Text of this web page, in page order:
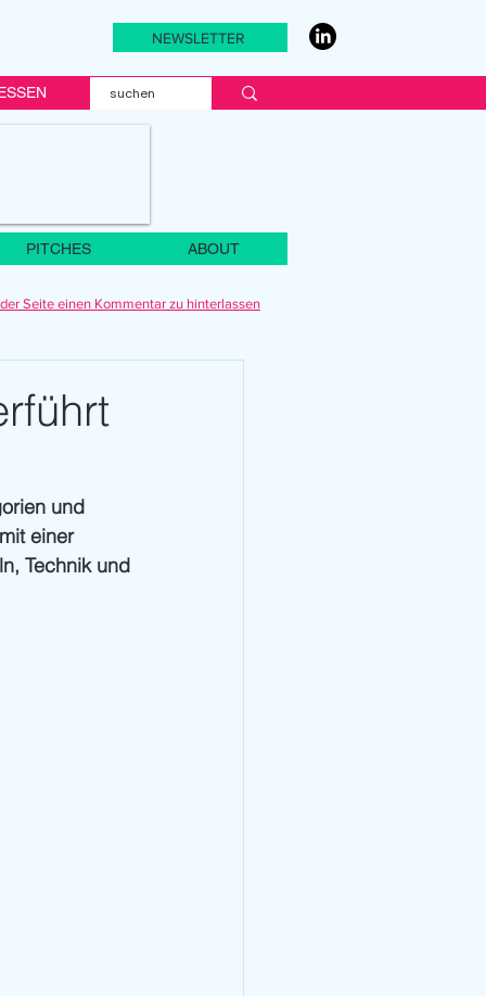
NEWSLETTER
PITCHES ABOUT
Seite einen Kommentar zu hinterlassen
und
einer
Technik und